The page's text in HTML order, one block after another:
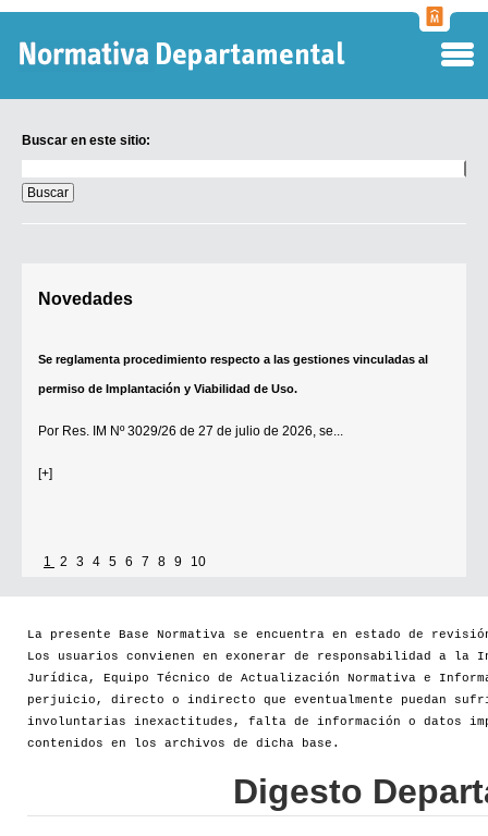
Buscar en este sitio:
en
este
sitio:
Novedades
Se reglamenta procedimiento respecto a las gestiones vinculadas al
permiso de Implantación y Viabilidad de Uso.
Por Res. IM Nº 3029/26 de 27 de julio de 2026, se...
[+]
1 2 3 4 5 6 7 8 9 10
La presente Base Normativa se encuentra en estado de
Los usuarios convienen en exonerar de responsabilidad a la
Jurídica, Equipo Técnico de Actualización Normativa e
perjuicio, directo o indirecto que eventualmente puedan
involuntarias inexactitudes, falta de información o datos
contenidos en los archivos de dicha base.
Digesto